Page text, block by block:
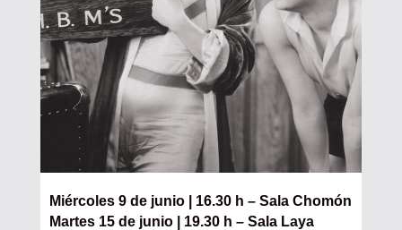
Miércoles 9 de junio | 16.30 h – Sala Chomón
Martes 15 de junio | 19.30 h – Sala Laya